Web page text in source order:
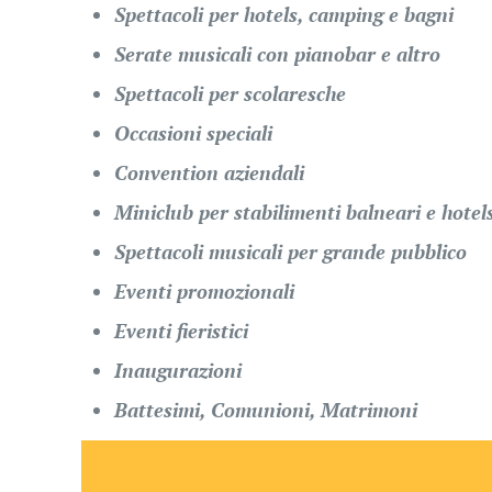
Spettacoli per hotels, camping e bagni
Serate musicali con pianobar e altro
Spettacoli per scolaresche
Occasioni speciali
Convention aziendali
Miniclub per stabilimenti balneari e
Spettacoli musicali per grande pubblico
Eventi promozionali
Eventi fieristici
Inaugurazioni
Battesimi, Comunioni, Matrimoni